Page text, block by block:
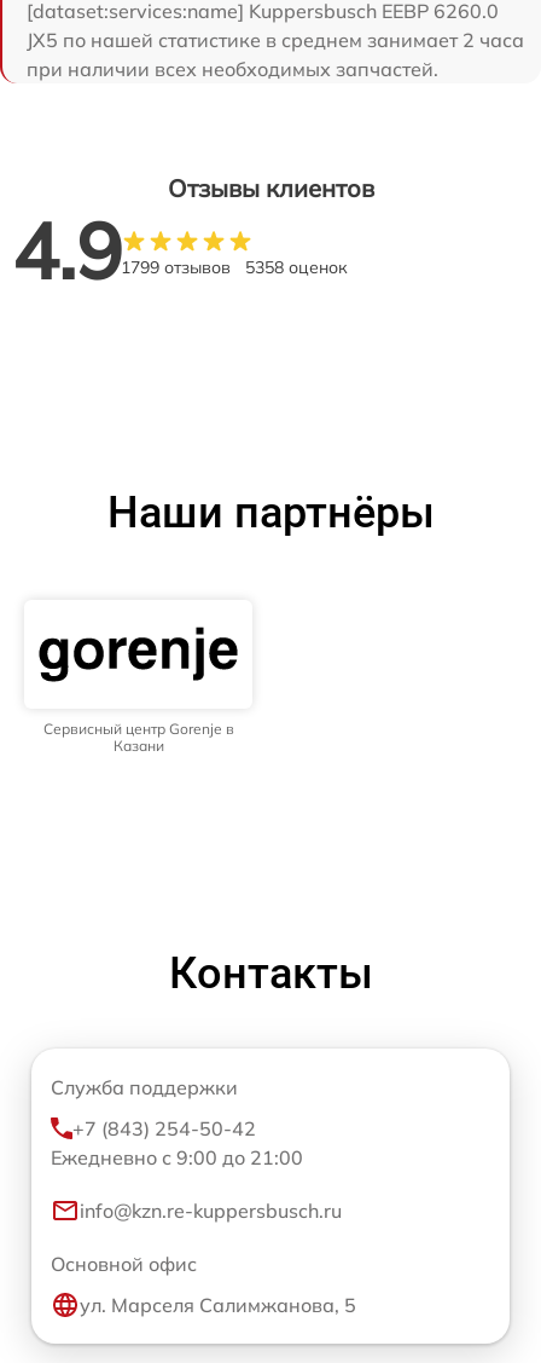
[dataset:services:name] Kuppersbusch EEBP 6260.0
JX5 по нашей статистике в среднем занимает 2 часа
при наличии всех необходимых запчастей.
Отзывы клиентов
4.91799 отзывов 5358 оценок
Наши партнёры
Сервисный центр Gorenje в
Казани
Контакты
Служба поддержки
+7 (843) 254-50-42
Ежедневно с 9:00 до 21:00
info@kzn.re-kuppersbusch.ru
Основной офис
ул. Марселя Салимжанова, 5